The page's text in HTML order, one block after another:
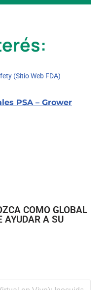
(Sitio Web FDA)
PSA – Grower
COMO GLOBAL
AYUDAR A SU